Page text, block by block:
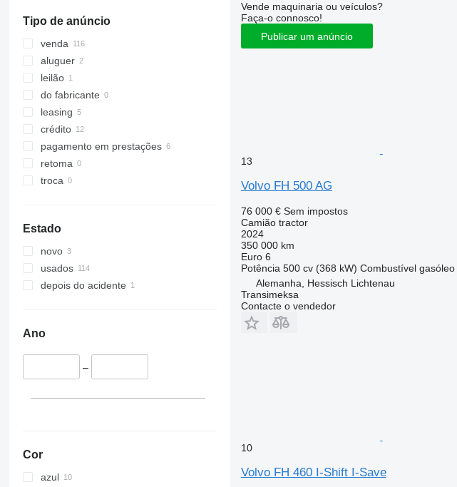
Frankfurt am Main
Hamburg
Hannover
Tipo de anúncio
venda
aluguer
leilão
do fabricante
leasing
crédito
pagamento em prestações
retoma
troca
Estado
novo
usados
depois do acidente
Ano
–
Cor
azul
Vende maquinaria ou veículos?
Faça-o connosco!
Publicar um anúncio
13
Volvo FH 500 AG
76 000 € Sem impostos
Camião tractor
2024
350 000 km
Euro 6
Potência 500 cv (368 kW) Combustível gasóleo
Alemanha, Hessisch Lichtenau
Transimeksa
Contacte o vendedor
10
Volvo FH 460 I-Shift I-Save